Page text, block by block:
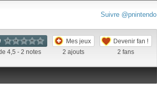
Suivre @pnintendo
4,5 - 2 notes
Mes jeux
2 ajouts
Devenir fan !
2 fans